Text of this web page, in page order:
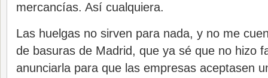
mercancías. Así cualquiera.
Las huelgas no sirven para nada, y no me
de basuras de Madrid, que ya sé que no hizo
anunciarla para que las empresas aceptasen